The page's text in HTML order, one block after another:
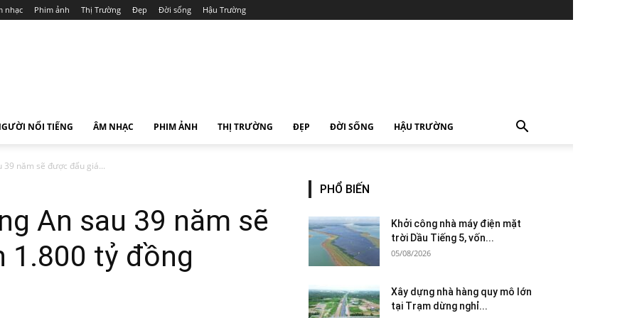
nhạc Phim ảnh Thị Trường Đẹp Đời sống Hậu Trường
NỔI TIẾNG ÂM NHẠC PHIM ẢNH THỊ TRƯỜNG ĐẸP ĐỜI SỐNG HẬU TRƯỜNG
39 năm sẽ được đấu giá...
An sau 39 năm sẽ
1.800 tỷ đồng
PHỔ BIẾN
Khởi công nhà máy điện mặt
trời Dầu Tiếng 5, vốn...
05/08/2026
Xây dựng nhà hàng quy mô lớn
tại Trạm dừng nghỉ...